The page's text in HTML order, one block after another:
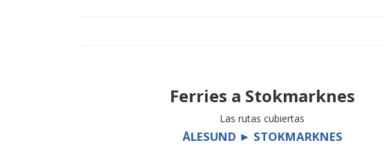
Ferries a Stokmarknes
Las rutas cubiertas
ÅLESUND ► STOKMARKNES